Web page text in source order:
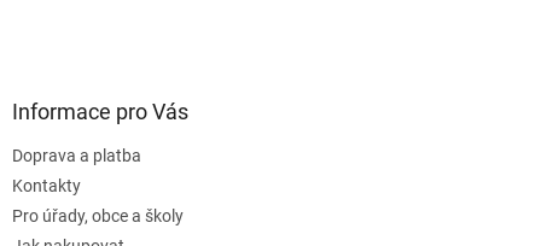
Informace pro Vás
Doprava a platba
Kontakty
Pro úřady, obce a školy